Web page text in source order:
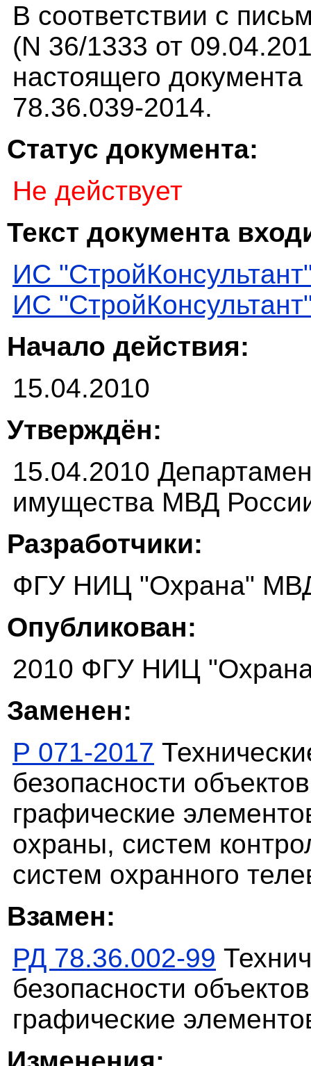
В соответствии с
(N 36/1333 от
настоящего
78.36.039-2014.
Статус документа:
Не действует
Текст документа
ИС
ИС
Начало действия:
15.04.2010
Утверждён:
15.04.2010
имущества МВД
Разработчики:
ФГУ НИЦ "Охрана"
Опубликован:
2010 ФГУ НИЦ
Заменен:
Р 071-2017
безопасности
графические
охраны, систем
систем охранного
Взамен:
РД 78.36.002-99
безопасности
графические